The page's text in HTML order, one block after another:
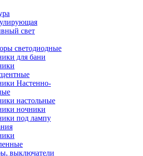
свет
светодиодные
для бани
Настенно-
настольные
ночники
под лампу
выключатели